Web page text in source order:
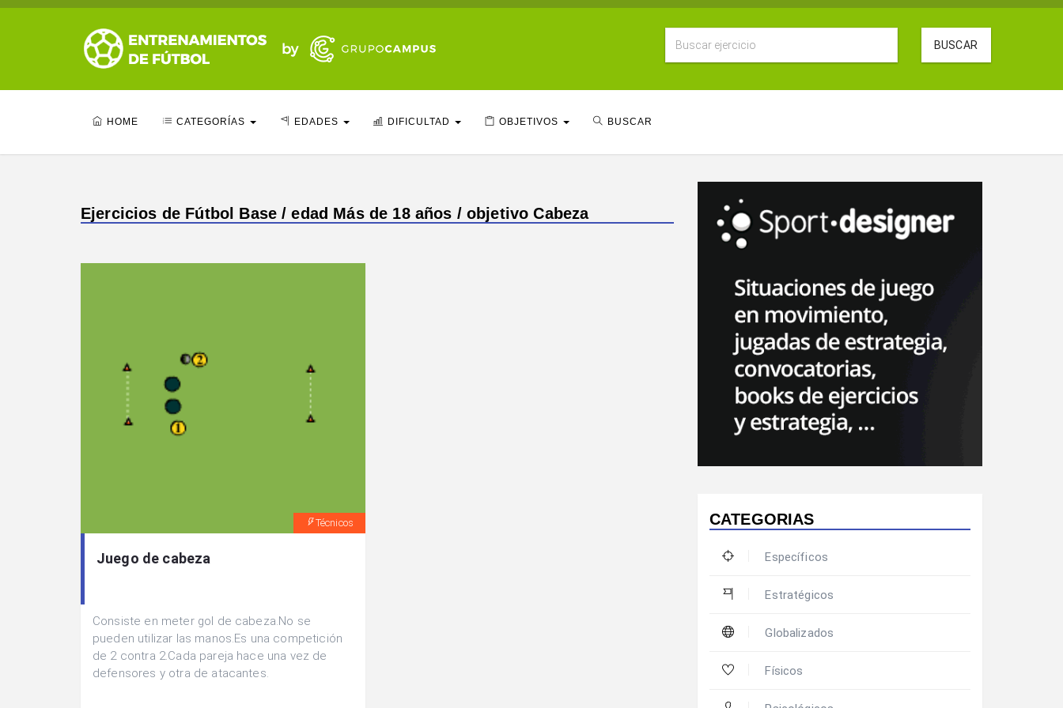
BUSCAR
HOME CATEGORÍAS EDADES DIFICULTAD OBJETIVOS BUSCAR
Ejercicios de Fútbol Base / edad Más de 18 años / objetivo Cabeza
Técnicos
Juego de cabeza
Consiste en meter gol de cabeza.No se
pueden utilizar las manos.Es una competición
de 2 contra 2.Cada pareja hace una vez de
defensores y otra de atacantes.
CATEGORIAS
Específicos
Estratégicos
Globalizados
Físicos